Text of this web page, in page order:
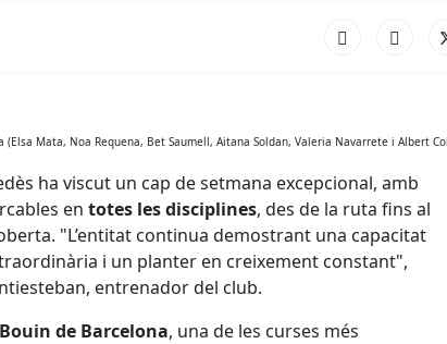
(Elsa Mata, Noa Requena, Bet Saumell, Aitana Soldan, Valeria Navarrete i Albert
ha viscut un cap de setmana excepcional, amb
en totes les disciplines, des de la ruta fins al
"L’entitat continua demostrant una capacitat
i un planter en creixement constant",
entrenador del club.
de Barcelona, una de les curses més